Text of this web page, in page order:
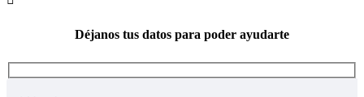
Déjanos tus datos para poder ayudarte